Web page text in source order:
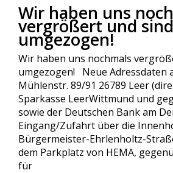
Wir haben uns
vergrößert und sind
umgezogen!
Wir haben uns nochmals
umgezogen! Neue Adressdaten
Mühlenstr. 89/91 26789 Leer
Sparkasse LeerWittmund und
sowie der Deutschen Bank am
Eingang/Zufahrt über die
Bürgermeister-Ehrlenholtz-
dem Parkplatz von HEMA,
für